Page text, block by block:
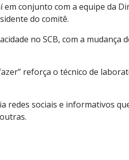
conjunto com a equipe da
do comitê.
no SCB, com a
reforça o técnico de
redes sociais e informativos